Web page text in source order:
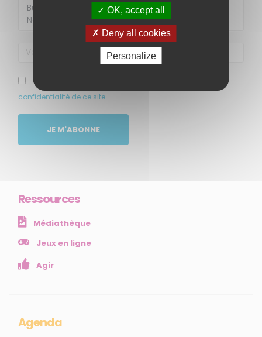
confidentialité de ce site
JE M'ABONNE
Ressources
Médiathèque
Jeux en ligne
Agir
Agenda
Accueil
Agir
NOS SERVICES
Presse
Mesures du réseau Sargasses
OK, accept all
Deny all cookies
Personalize